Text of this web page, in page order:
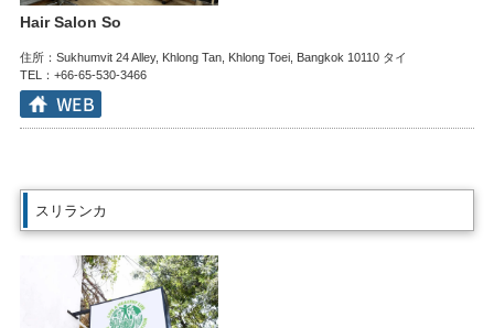
Hair Salon So
住所：Sukhumvit 24 Alley, Khlong Tan, Khlong Toei, Bangkok 10110 タイ
TEL：+66-65-530-3466
スリランカ